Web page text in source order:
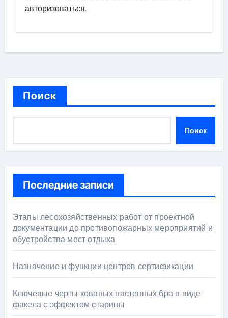
авторизоваться.
Поиск
Поиск
Последние записи
Этапы лесохозяйственных работ от проектной
документации до противопожарных мероприятий и
обустройства мест отдыха
Назначение и функции центров сертификации
Ключевые черты кованых настенных бра в виде
факела с эффектом старины